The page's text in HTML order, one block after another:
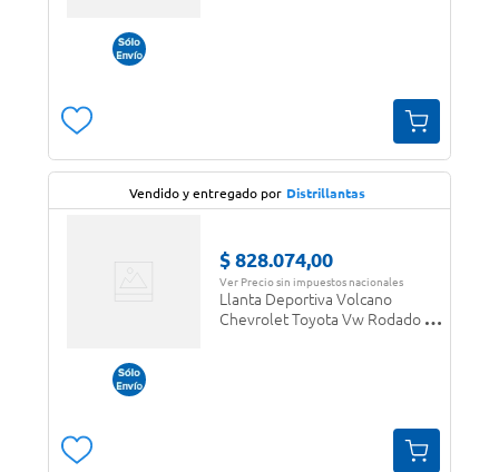
Vendido y entregado por Distrillantas
$ 828.074,00
Ver Precio sin impuestos nacionales
Llanta Deportiva Volcano
Chevrolet Toyota Vw Rodado 18